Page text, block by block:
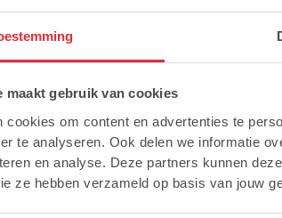
maakt gebruik van cookies
cookies om content en advertenties te
te analyseren. Ook delen we informatie
en analyse. Deze partners kunnen
ze hebben verzameld op basis van jouw
Direct naar